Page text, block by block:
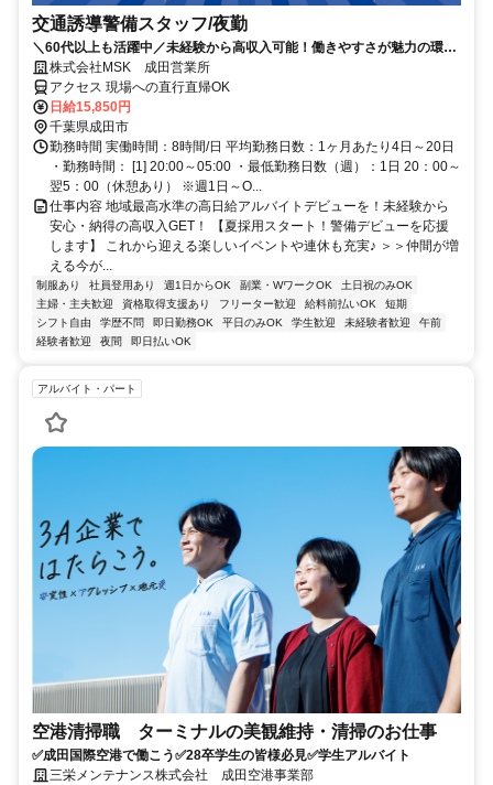
交通誘導警備スタッフ/夜勤
＼60代以上も活躍中／未経験から高収入可能！働きやすさが魅力の環境
で警備員デビューをしませんか！【月収31万円以上可能！日払いも
OK！】勤務3日前迄シフト申請が可能です！週1日～・短期もOK！あな
たのライフスタイルに合わせてお仕事しませんか！未経験者大歓迎！年
代幅広く活躍しています。
株式会社MSK 成田営業所
アクセス 現場への直行直帰OK
日給15,850円
千葉県成田市
勤務時間 実働時間：8時間/日 平均勤務日数：1ヶ月あたり4日～20日
・勤務時間： [1] 20:00～05:00 ・最低勤務日数（週）：1日 20：00～
翌5：00（休憩あり） ※週1日～O...
仕事内容 地域最高水準の高日給アルバイトデビューを！未経験から
安心・納得の高収入GET！ 【夏採用スタート！警備デビューを応援
します】 これから迎える楽しいイベントや連休も充実♪ ＞＞仲間が増
える今が...
制服あり 社員登用あり 週1日からOK 副業・WワークOK
土日祝のみOK
主婦・主夫歓迎
資格取得支援あり フリーター歓迎 給料前払いOK
短期
シフト自由
学歴不問 即日勤務OK 平日のみOK 学生歓迎 未経験者歓迎
午前
経験者歓迎
夜間 即日払いOK
アルバイト・パート
空港清掃職 ターミナルの美観維持・清掃のお仕事
✅成田国際空港で働こう✅28卒学生の皆様必見✅学生アルバイト
三栄メンテナンス株式会社 成田空港事業部